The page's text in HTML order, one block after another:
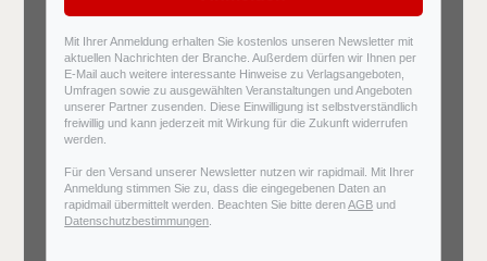
Mit Ihrer Anmeldung erhalten Sie kostenlos unseren Newsletter mit
aktuellen Nachrichten der Branche. Außerdem dürfen wir Ihnen per
E-Mail auch weitere interessante Hinweise zu Verlagsangeboten,
Umfragen sowie zu ausgewählten Veranstaltungen und Angeboten
unserer Partner zusenden. Diese Einwilligung ist selbstverständlich
freiwillig und kann jederzeit mit Wirkung für die Zukunft widerrufen
werden.
Für den Versand unserer Newsletter nutzen wir rapidmail. Mit Ihrer
Anmeldung stimmen Sie zu, dass die eingegebenen Daten an
rapidmail übermittelt werden. Beachten Sie bitte derenAGB und
Datenschutzbestimmungen